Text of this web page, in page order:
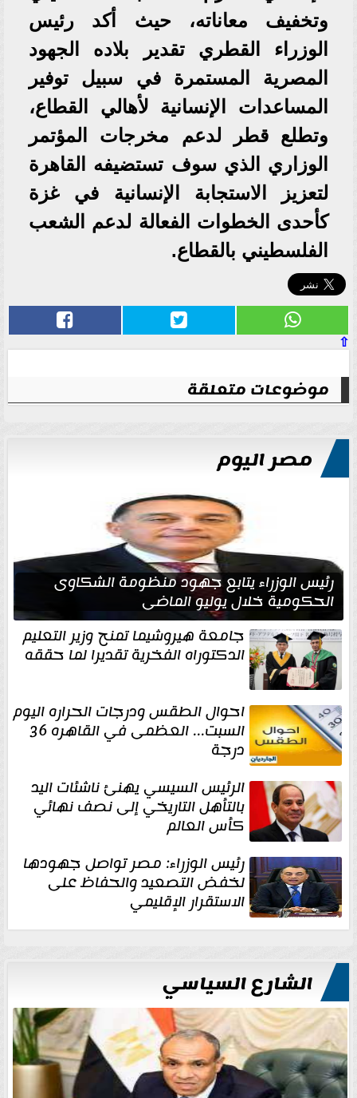
وتخفيف معاناته، حيث أكد رئيس
الوزراء القطري تقدير بلاده الجهود
المصرية المستمرة في سبيل توفير
المساعدات الإنسانية لأهالي القطاع،
وتطلع قطر لدعم مخرجات المؤتمر
الوزاري الذي سوف تستضيفه القاهرة
لتعزيز الاستجابة الإنسانية في غزة
كأحدى الخطوات الفعالة لدعم الشعب
الفلسطيني بالقطاع.
⇧
موضوعات متعلقة
مصر اليوم
رئيس الوزراء يتابع جهود منظومة الشكاوى
الحكومية خلال يوليو الماضي
جامعة هيروشيما تمنح وزير التعليم
الدكتوراه الفخرية تقديرا لما حققه
احوال الطقس ودرجات الحراره اليوم
السبت... العظمى في القاهره 36
درجة
الرئيس السيسي يهنئ ناشئات اليد
بالتأهل التاريخي إلى نصف نهائي
كأس العالم
رئيس الوزراء: مصر تواصل جهودها
لخفض التصعيد والحفاظ على
الاستقرار الإقليمي
الشارع السياسي